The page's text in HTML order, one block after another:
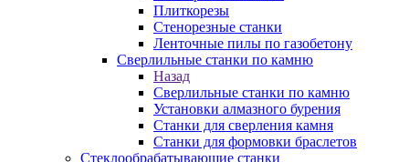
Плиткорезы
Стенорезные станки
Ленточные пилы по газобетону
Сверлильные станки по камню
Назад
Сверлильные станки по камню
Установки алмазного бурения
Станки для сверления камня
Станки для формовки браслетов
Стеклообрабатывающие станки